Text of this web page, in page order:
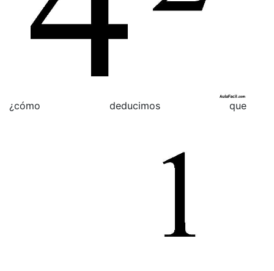
¿cómo deducimos que